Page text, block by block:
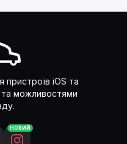
пристроїв iOS та
та можливостями
НОВИЙ